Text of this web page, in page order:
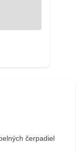
čerpadiel